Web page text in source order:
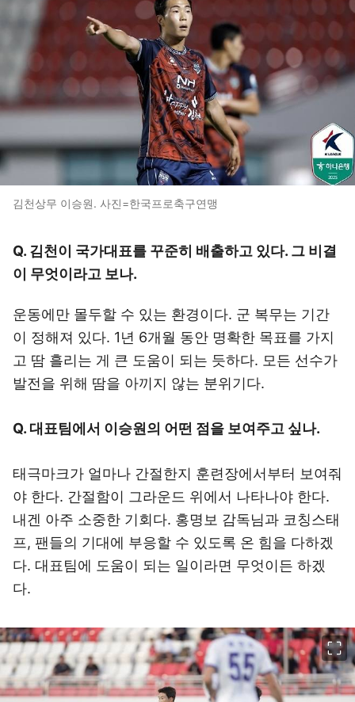
김천상무 이승원. 사진=한국프로축구연맹
Q. 김천이 국가대표를 꾸준히 배출하고 있다. 그 비결
이 무엇이라고 보나.
운동에만 몰두할 수 있는 환경이다. 군 복무는 기간
이 정해져 있다. 1년 6개월 동안 명확한 목표를 가지
고 땀 흘리는 게 큰 도움이 되는 듯하다. 모든 선수가
발전을 위해 땀을 아끼지 않는 분위기다.
Q. 대표팀에서 이승원의 어떤 점을 보여주고 싶나.
태극마크가 얼마나 간절한지 훈련장에서부터 보여줘
야 한다. 간절함이 그라운드 위에서 나타나야 한다.
내겐 아주 소중한 기회다. 홍명보 감독님과 코칭스태
프, 팬들의 기대에 부응할 수 있도록 온 힘을 다하겠
다. 대표팀에 도움이 되는 일이라면 무엇이든 하겠
다.